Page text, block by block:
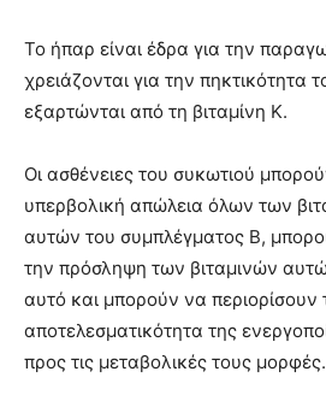
Το ήπαρ είναι έδρα για την
χρειάζονται για την πηκτικότητα
εξαρτώνται από τη βιταμίνη Κ.
Οι ασθένειες του συκωτιού
υπερβολική απώλεια όλων των
αυτών του συμπλέγματος Β,
την πρόσληψη των βιταμινών
αυτό και μπορούν να περιορίσουν
αποτελεσματικότητα της
προς τις μεταβολικές τους μορφές.